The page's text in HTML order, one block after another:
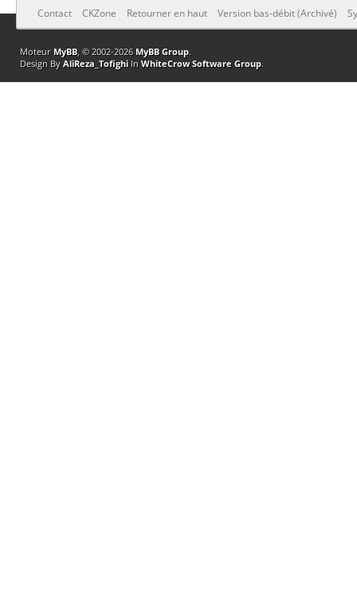
Contact CKZone Retourner en haut Version bas-débit (Archivé)
Moteur MyBB, © 2002-2026 MyBB Group.
Design By AliReza_TofighiIn WhiteCrow Software Group.